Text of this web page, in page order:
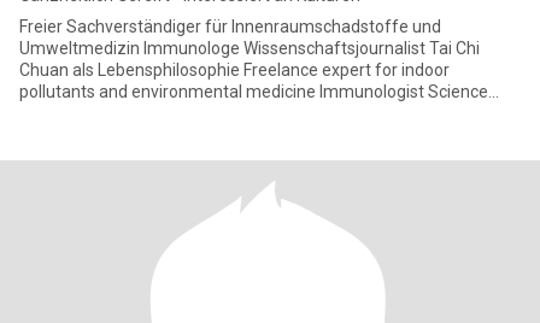
Freier Sachverständiger für Innenraumschadstoffe und
Umweltmedizin Immunologe Wissenschaftsjournalist Tai Chi
Chuan als Lebensphilosophie Freelance expert for indoor
pollutants and environmental medicine Immunologist Science